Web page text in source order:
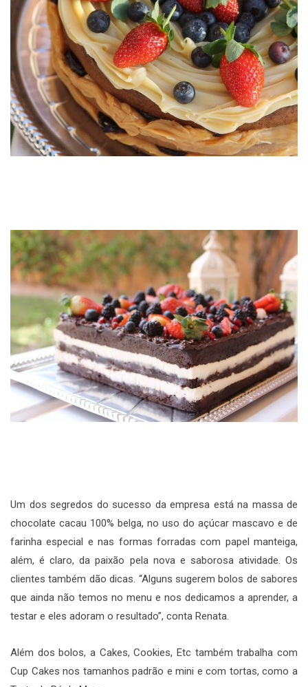
Um dos segredos do sucesso da empresa está na massa de
chocolate cacau 100% belga, no uso do açúcar mascavo e de
farinha especial e nas formas forradas com papel manteiga,
além, é claro, da paixão pela nova e saborosa atividade. Os
clientes também dão dicas. “Alguns sugerem bolos de sabores
que ainda não temos no menu e nos dedicamos a aprender, a
testar e eles adoram o resultado”, conta Renata.
Além dos bolos, a Cakes, Cookies, Etc também trabalha com
Cup Cakes nos tamanhos padrão e mini e com tortas, como a